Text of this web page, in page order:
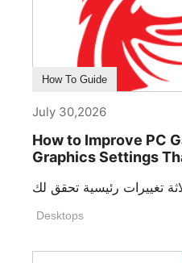
How To Guide
July 30,2026
How to Improve PC
Graphics Settings
Desktops